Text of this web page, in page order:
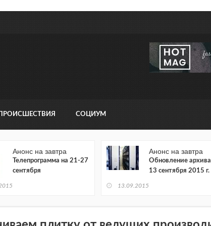
ПРОИСШЕСТВИЯ СОЦИУМ
Анонс на завтра
Телепрограмма на 21-27
сентября
Анонс на завтра
Обновление архива
13 сентября 2015 г.
13.09.2015